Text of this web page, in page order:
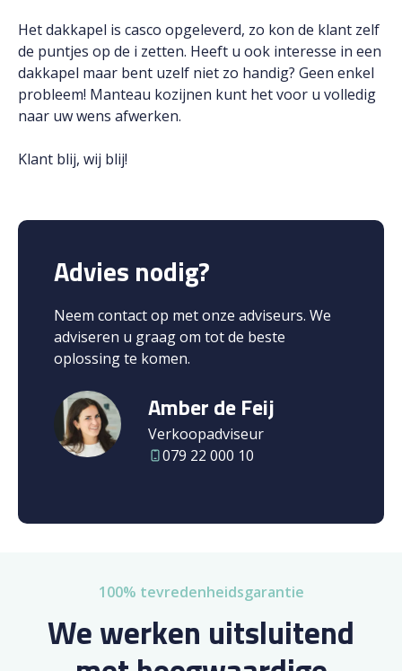
Het dakkapel is casco opgeleverd, zo kon de klant zelf
de puntjes op de i zetten. Heeft u ook interesse in een
dakkapel maar bent uzelf niet zo handig? Geen enkel
probleem! Manteau kozijnen kunt het voor u volledig
naar uw wens afwerken.
Klant blij, wij blij!
Advies nodig?
Neem contact op met onze adviseurs. We
adviseren u graag om tot de beste
oplossing te komen.
Amber de Feij
Verkoopadviseur
079 22 000 10
100% tevredenheidsgarantie
We werken uitsluitend